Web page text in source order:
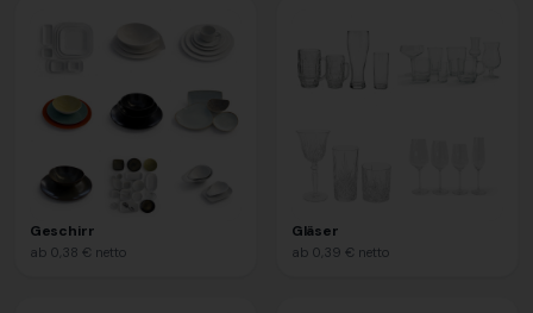
Geschirr
ab 0,38 € netto
Gläser
ab 0,39 € netto